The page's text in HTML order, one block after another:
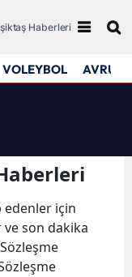
Haberleri
VOLEYBOL
edenler için
son dakika